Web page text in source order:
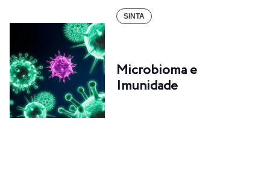
SINTA
Microbioma e
Imunidade